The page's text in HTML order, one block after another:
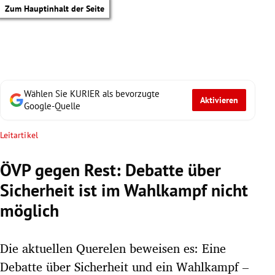
Zum Hauptinhalt der Seite
Wählen Sie KURIER als bevorzugte
Google-Quelle
Aktivieren
Leitartikel
ÖVP gegen Rest: Debatte über
Sicherheit ist im Wahlkampf nicht
möglich
Die aktuellen Querelen beweisen es: Eine
Debatte über Sicherheit und ein Wahlkampf –